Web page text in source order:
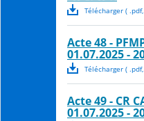
Télécharger( .pdf,
Acte 48 -
01.07.2025 -
Télécharger( .pdf,
Acte 49 - CR
01.07.2025 -